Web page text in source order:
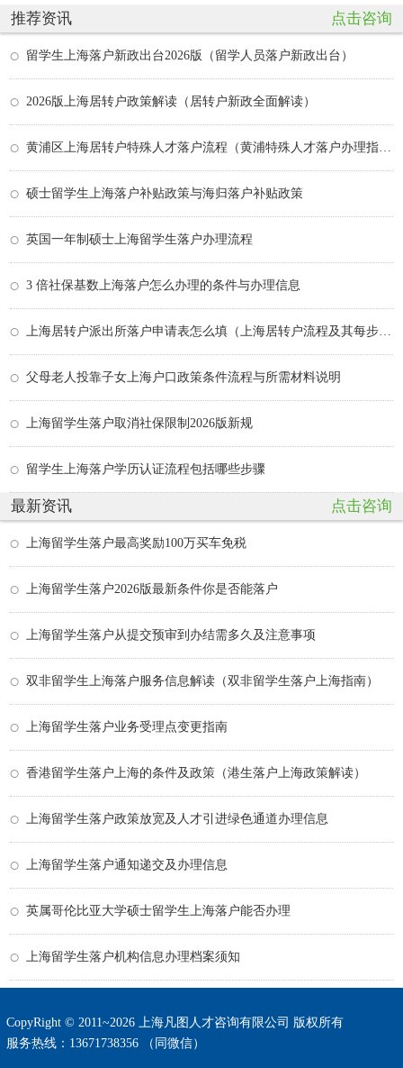
推荐资讯 点击咨询
留学生上海落户新政出台2026版（留学人员落户新政出台）
2026版上海居转户政策解读（居转户新政全面解读）
硕士留学生上海落户补贴政策与海归落户补贴政策
英国一年制硕士上海留学生落户办理流程
3 倍社保基数上海落户怎么办理的条件与办理信息
父母老人投靠子女上海户口政策条件流程与所需材料说明
上海留学生落户取消社保限制2026版新规
留学生上海落户学历认证流程包括哪些步骤
最新资讯 点击咨询
上海留学生落户最高奖励100万买车免税
上海留学生落户2026版最新条件你是否能落户
上海留学生落户从提交预审到办结需多久及注意事项
双非留学生上海落户服务信息解读（双非留学生落户上海指南）
上海留学生落户业务受理点变更指南
香港留学生落户上海的条件及政策（港生落户上海政策解读）
上海留学生落户政策放宽及人才引进绿色通道办理信息
上海留学生落户通知递交及办理信息
英属哥伦比亚大学硕士留学生上海落户能否办理
上海留学生落户机构信息办理档案须知
CopyRight © 2011~2026 上海凡图人才咨询有限公司 版权所有
服务热线：13671738356 （同微信）